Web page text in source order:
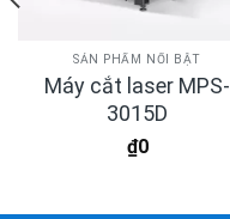
SẢN PHẨM NỔI BẬT
Máy cắt laser MPS-
3015D
₫0